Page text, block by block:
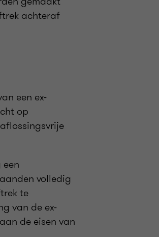
achteraf
een ex-
op
volledig
te
van de ex-
de eisen van